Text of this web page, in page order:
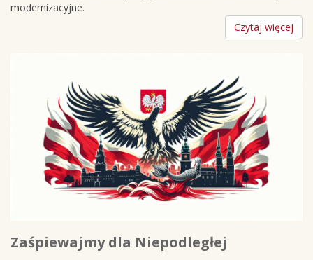
modernizacyjne.
Czytaj więcej
Zaśpiewajmy dla Niepodległej